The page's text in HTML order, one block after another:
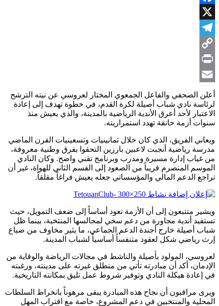
Facebook
X
Telegram
Copy
Link
Print
Email
أعلن الصحفي والفاعل الجمعوي المختار لعروسي عن نيته الترشح
لرئاسة نادي شباب أصيلة لكرة القدم، في خطوة تهدف إلى إعادة
الاعتبار لأحد أعرق الأندية الرياضية بالمدينة، والذي يعيش منذ
سنوات أزمة خانقة تهدد استمراريته.
ويعاني الفريق، الذي كان خلال ثمانينيات وتسعينيات القرن الماضي
مدرسة رياضية أنجبت لاعبين بارزين التحقوا بفرق وطنية معروفة،
من غياب إدارة مسيرة ومدرب وبرنامج تقني واضح. وكان النادي
الموسم المنصرم قريباً من الصعود إلى القسم الثاني للهواة، غير أن
تراجع الدعم المالي والمؤسساتي جعله يعيش فراغاً مقلقاً.
ويشير متتبعون إلى أن الأزمة تعود أساساً إلى ضعف التمويل، حيث
تستفيد أندية مجاورة من دعم سخي لمجالسها المنتخبة، بينما ظل
شباب أصيلة خارج أجندة الدعم الجماعي، ما يثير مخاوف من ضياع
إرث رياضي شكل لعقود متنفساً أساسياً لشباب المدينة.
لعروسي، المولود بأصيلة والناشط في مجالات الرياضة والوقاية من
الإدمان، أكد أن مبادرته تأتي من منطلق غيرته على مدينته، ورغبته
في إعادة هيكلة النادي وتوفير شروط عمل تليق بمكانته التاريخية.
ويرى مراقبون أن نجاح هذه المبادرة يبقى مرهوناً بانخراط السلطات
المحلية والمنتخبين في دعم المشروع، خاصة مع اقتراب المهل